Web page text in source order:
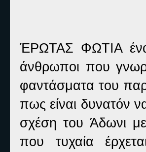
ΈΡΩΤΑΣ ΦΩΤΙΑ
άνθρωποι που
φαντάσματα του
πως είναι δυνατόν
σχέση του Άδωνι
που τυχαία